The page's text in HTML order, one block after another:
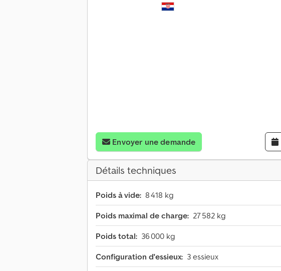
Envoyer une demande
Détails techniques
Poids à vide: 8 418 kg
Poids maximal de charge: 27 582 kg
Poids total: 36 000 kg
Configuration d'essieux: 3 essieux